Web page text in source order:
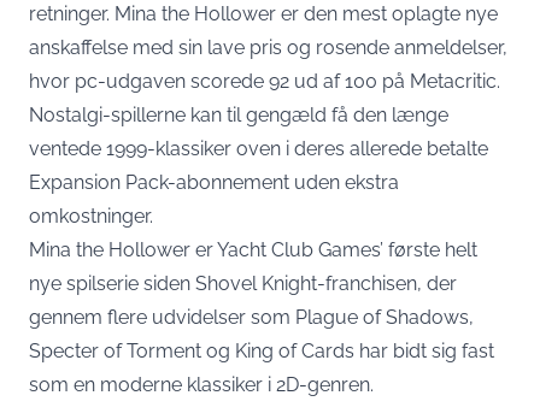
retninger. Mina the Hollower er den mest oplagte nye
anskaffelse med sin lave pris og rosende anmeldelser,
hvor pc-udgaven scorede 92 ud af 100 på Metacritic.
Nostalgi-spillerne kan til gengæld få den længe
ventede 1999-klassiker oven i deres allerede betalte
Expansion Pack-abonnement uden ekstra
omkostninger.
Mina the Hollower er Yacht Club Games’ første helt
nye spilserie siden Shovel Knight-franchisen, der
gennem flere udvidelser som Plague of Shadows,
Specter of Torment og King of Cards har bidt sig fast
som en moderne klassiker i 2D-genren.